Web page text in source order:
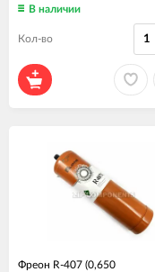
В наличии
Кол-во
Фреон R-407 (0,650